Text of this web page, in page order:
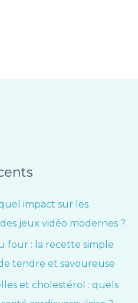
impact sur les
jeux vidéo modernes ?
four : la recette simple
tendre et savoureuse
et cholestérol : quels